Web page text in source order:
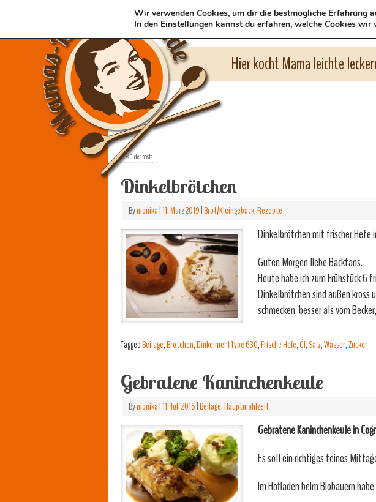
Hier kocht Mama leichte
«Older posts
Dinkelbrötchen
Bymonika|11. März 2019|Brot/Kleingebäck,Rezepte
Dinkelbrötchen mit frischer Hefe
Guten Morgen liebe Backfans.
Heute habe ich zum Frühstück 6
Dinkelbrötchen sind außen kross
schmecken, besser als vom
TaggedBeilage,Brötchen,Dinkelmehl Type 630,Frische Hefe,Öl,Salz,Wasser,Zucker
Gebratene Kaninchenkeule
Bymonika|11. Juli 2016|Beilage,Hauptmahlzeit
Gebratene Kaninchenkeule in
Es soll ein richtiges feines
Im Hofladen beim Biobauern
Wir verwenden Cookies, um dir die bestmögliche Erfahrung
In den Einstellungen kannst du erfahren, welche Cookies wir